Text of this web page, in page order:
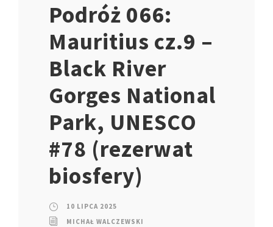
Podróż 066:
Mauritius cz.9 –
Black River
Gorges National
Park, UNESCO
#78 (rezerwat
biosfery)
10 LIPCA 2025
MICHAŁ WALCZEWSKI